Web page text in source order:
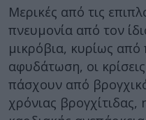
Μερικές από τις
πνευμονία από τον
μικρόβια, κυρίως
αφυδάτωση, οι
πάσχουν από
χρόνιας βρογχίτιδας,